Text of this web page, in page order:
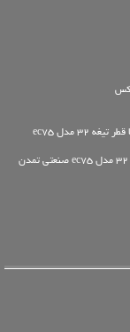
چرخ گوشت الکتروکار طرح امگا قطر تیغه 32 مدل ec75
چرخ گوشت الکتروکار طرح امگا قطر تیغه 32 مدل ec75 صنعتی تمدن